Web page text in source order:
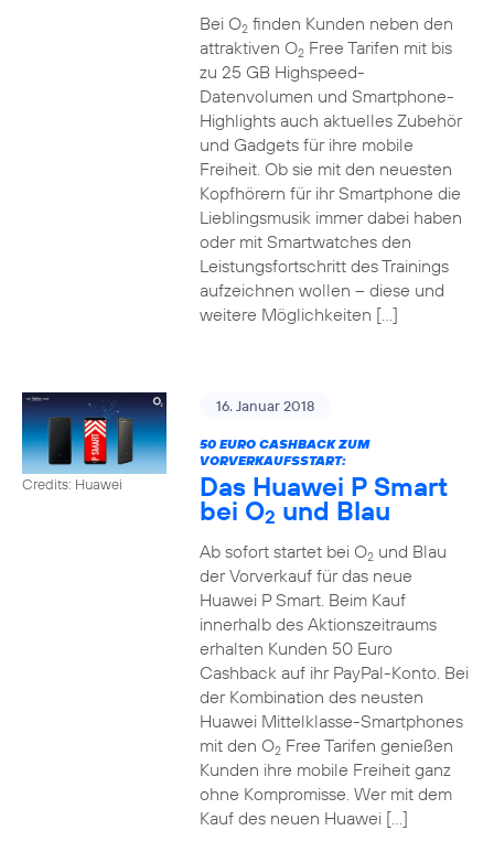
Bei O2finden Kunden neben den
attraktiven O2Free Tarifen mit bis
zu 25 GB Highspeed-
Datenvolumen und Smartphone-
Highlights auch aktuelles Zubehör
und Gadgets für ihre mobile
Freiheit. Ob sie mit den neuesten
Kopfhörern für ihr Smartphone die
Lieblingsmusik immer dabei haben
oder mit Smartwatches den
Leistungsfortschritt des Trainings
aufzeichnen wollen – diese und
weitere Möglichkeiten […]
Credits: Huawei
16. Januar 2018
50 EURO CASHBACK ZUM
VORVERKAUFSSTART:
Das Huawei P Smart
bei O2 und Blau
Ab sofort startet bei O2und Blau
der Vorverkauf für das neue
Huawei P Smart. Beim Kauf
innerhalb des Aktionszeitraums
erhalten Kunden 50 Euro
Cashback auf ihr PayPal-Konto. Bei
der Kombination des neusten
Huawei Mittelklasse-Smartphones
mit den O2Free Tarifen genießen
Kunden ihre mobile Freiheit ganz
ohne Kompromisse. Wer mit dem
Kauf des neuen Huawei […]